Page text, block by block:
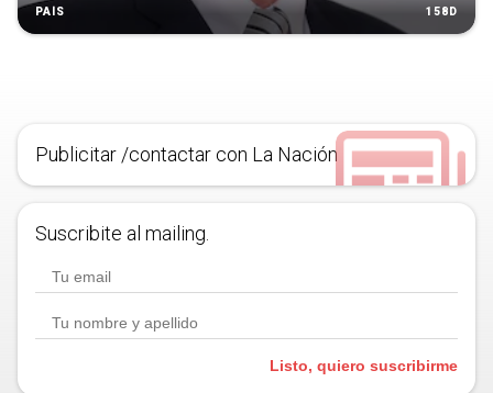
PAÍS 158D
Publicitar /contactar con La Nación
Suscribite al mailing.
Listo, quiero suscribirme